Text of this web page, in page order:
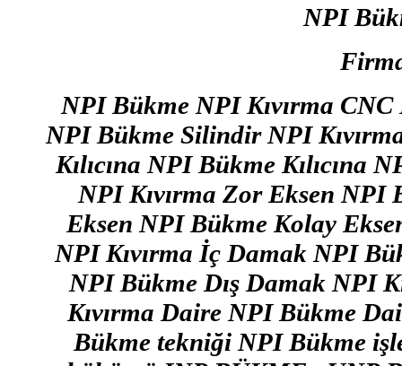
NPI
NPI Bükme NPI Kıvırma
NPI Bükme Silindir NPI
Kılıcına NPI Bükme Kılıcına
NPI Kıvırma Zor Eksen NPI
Eksen NPI Bükme Kolay
NPI Kıvırma İç Damak NPI
NPI Bükme Dış Damak NPI
Kıvırma Daire NPI Bükme
Bükme tekniği NPI Bükme